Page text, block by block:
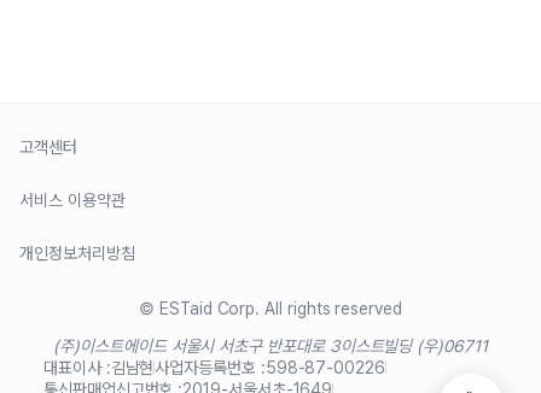
고객센터
서비스 이용약관
개인정보처리방침
© ESTaid Corp. All rights reserved
(주)이스트에이드 서울시 서초구 반포대로 3이스트빌딩 (우)06711
대표이사 :김남현사업자등록번호 :598-87-00226
통신판매업신고번호 :2019-서울서초-1649